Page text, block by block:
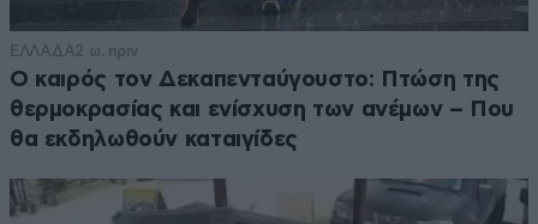
ΕΛΛΑΔΑ2 ω. πριν
Ο καιρός τον Δεκαπενταύγουστο: Πτώση της
θερμοκρασίας και ενίσχυση των ανέμων – Που
θα εκδηλωθούν καταιγίδες